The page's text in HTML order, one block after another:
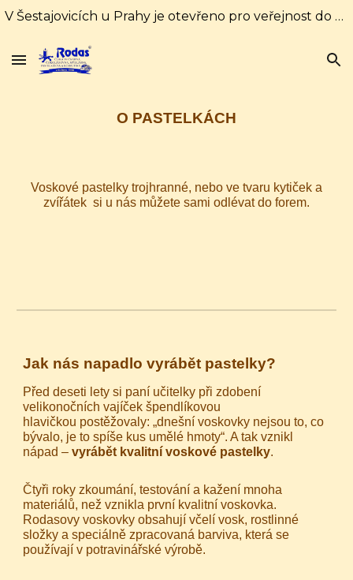
V Šestajovicích u Prahy je otevřeno pro veřejnost do 31. srpna každý den od 10:00 do 16:00 hodin. Od 1. září pouze soboty a neděle od 10:00 do 18:00
O PASTELKÁCH
Voskové pastelky trojhranné, nebo ve tvaru kytiček a
zvířátek si u nás můžete sami odlévat do forem.
Jak nás napadlo vyrábět pastelky?
Před deseti lety si paní učitelky při zdobení
velikonočních vajíček špendlíkovou
hlavičkou postěžovaly: „dnešní voskovky nejsou to, co
bývalo, je to spíše kus umělé hmoty“. A tak vznikl
nápad –vyrábět kvalitní voskové pastelky.
Čtyři roky zkoumání, testování a kažení mnoha
materiálů, než vznikla první kvalitní voskovka.
Rodasovy voskovky obsahují včelí vosk, rostlinné
složky a speciálně zpracovaná barviva, která se
používají v potravinářské výrobě.